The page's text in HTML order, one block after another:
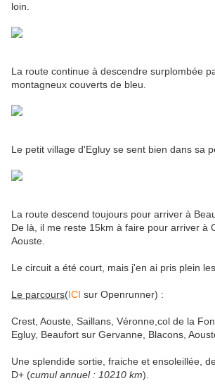
loin.
La route continue à descendre surplombée
montagneux couverts de bleu.
Le petit village d'Egluy se sent bien dans sa
La route descend toujours pour arriver à
De là, il me reste 15km à faire pour arriver à
Aouste.
Le circuit a été court, mais j'en ai pris plein
Le parcours(ICI sur Openrunner) :
Crest, Aouste, Saillans, Véronne,col de la
Egluy, Beaufort sur Gervanne, Blacons,
Une splendide sortie, fraiche et ensoleillée,
D+ (cumul annuel : 10210 km).